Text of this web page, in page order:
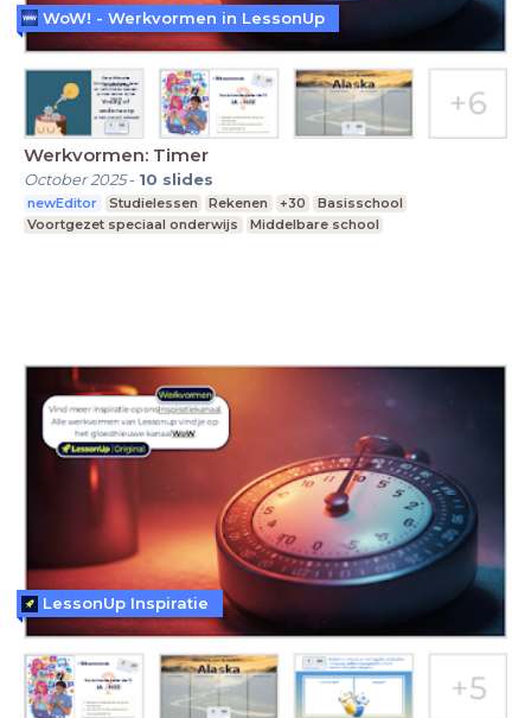
Werkvormen: Timer
October 2025- 10 slides
newEditor Studielessen Rekenen +30
Basisschool
Voortgezet speciaal onderwijs
Middelbare school
WoW! - Werkvormen in LessonUp
LessonUp Inspiratie